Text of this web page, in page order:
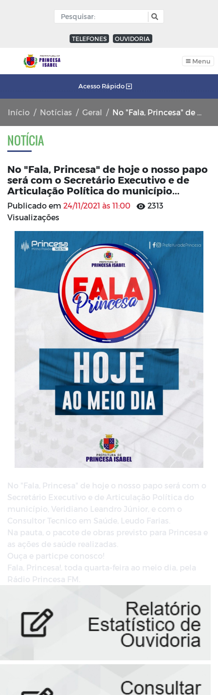
TELEFONES OUVIDORIA
Menu
Acesso Rápido
Início Notícias Geral No "Fala, Princesa" de hoje o nosso papo será com o Secretário Executivo e de Articulação Política do município...
NOTÍCIA
No "Fala, Princesa" de hoje o nosso papo
será com o Secretário Executivo e de
Articulação Política do município...
Publicado em 24/11/2021 às 11:00
2313
Visualizações
No "Fala, Princesa" de hoje o nosso papo será com o
Secretário Executivo e de Articulação Política do
município, Veridiano Leandro Júnior, e com o
Consultor Tecnico em Saúde, Leudo Farias.
Na pauta, o pacote de obras previsto para Princesa e
as ações de saúde realizadas.
Ouça e particpe conosco!
Fala, Princesa!, toda quarta-feira ao meio dia, pela
Rádio Princesa FM.